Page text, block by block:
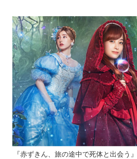
『赤ずきん、旅の途中で死体と出会う